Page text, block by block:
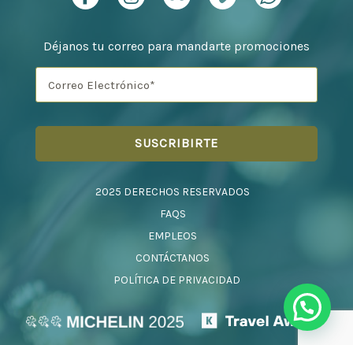
Déjanos tu correo para mandarte promociones
2025 DERECHOS RESERVADOS
FAQS
EMPLEOS
CONTÁCTANOS
POLÍTICA DE PRIVACIDAD